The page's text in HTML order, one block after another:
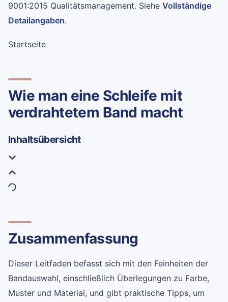
9001:2015 Qualitätsmanagement. Siehe Vollständige
Detailangaben.
Startseite
Wie man eine Schleife mit
verdrahtetem Band macht
Inhaltsübersicht
Zusammenfassung
Dieser Leitfaden befasst sich mit den Feinheiten der
Bandauswahl, einschließlich Überlegungen zu Farbe,
Muster und Material, und gibt praktische Tipps, um